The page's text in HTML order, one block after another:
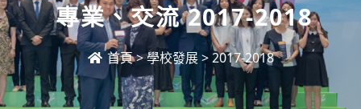
專業、交流 2017-2018
首頁>學校發展 > 2017-2018